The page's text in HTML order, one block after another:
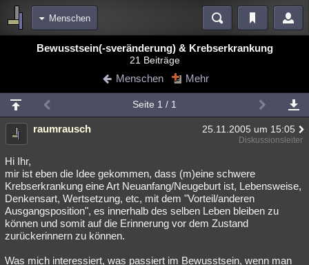
Menschen
Bereiche
Blogs
Chat Wiki Neuigkeiten
meine Rubriken
Menschen Wissenschaft Mystery Kriminalfälle
Spiritualität
Natur Umfragen Unterhaltung
weitere Rubriken
Philosophie Träume Orte Esoterik Literatur
Astronomie Helpdesk Gruppen Gaming
Bewusstsein(-sveränderung) & Krebserkrankung
21 Beiträge
Menschen Mehr
Seite 1 / 1
raumrausch 25.11.2005 um 15:05
Diskussionsleiter
Hi Ihr,
mir ist eben die Idee gekommen, dass (m)eine schwere
Krebserkrankung eine Art Neuanfang/Neugeburt ist, Lebensweise,
Denkensart, Wertsetzung, etc, mit dem "Vorteil/anderen
Ausgangsposition", es innerhalb des selben Leben bleiben zu
können und somit auf die Erinnerung vor dem Zustand
zurückerinnern zu können.
Was mich interessiert, was passiert im Bewusstsein, wenn man